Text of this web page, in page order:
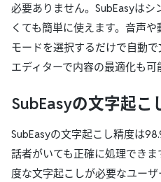
必要ありません。SubEasyは
くても簡単に使えます。音声
モードを選択するだけで自動
エディターで内容の最適化も可
SubEasyの文字起こ
SubEasyの文字起こし精度は
話者がいても正確に処理でき
度な文字起こしが必要なユーザ